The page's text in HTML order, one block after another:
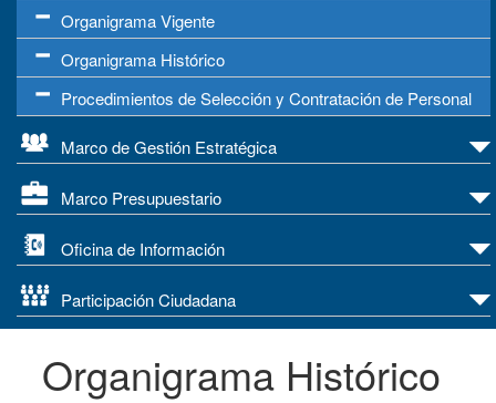
Organigrama Vigente
Organigrama Histórico
Procedimientos de Selección y Contratación de Personal
Marco de Gestión Estratégica
Marco Presupuestario
Oficina de Información
Participación Ciudadana
Organigrama Histórico